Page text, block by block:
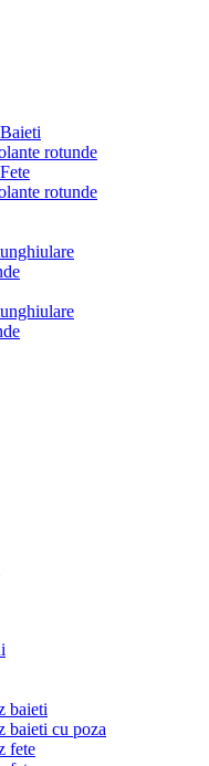
rotunde
rotunde
baieti
baieti cu poza
fete